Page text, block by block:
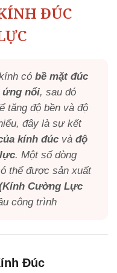
ĐÚC
có bề mặt đúc
ứng nổi, sau đó
tăng độ bền và độ
đây là sự kết
kính đúc và độ
. Một số dòng
thể được sản xuất
Cường Lực
công trình
Đúc